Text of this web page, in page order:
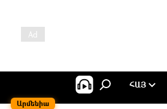
Արմենիա
ՀԱՅ